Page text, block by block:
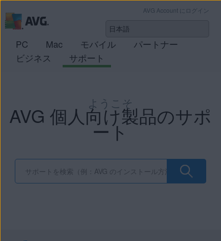
AVG Account にログイン
PC Mac モバイル
パートナー
ビジネス
サポート
ようこそ
AVG 個人向け製品のサポ
ート